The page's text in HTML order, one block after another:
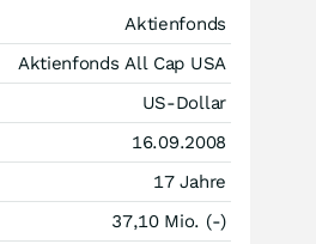
Aktienfonds
Aktienfonds All Cap USA
US-Dollar
16.09.2008
17 Jahre
37,10 Mio. (-)